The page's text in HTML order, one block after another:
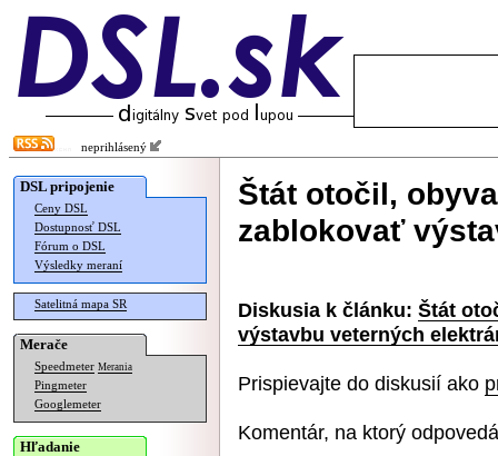
neprihlásený
DSL pripojenie
Ceny DSL
Dostupnosť DSL
Fórum o DSL
Výsledky meraní
Satelitná mapa SR
Merače
Speedmeter Merania
Pingmeter
Googlemeter
Hľadanie
Štát otočil,
zablokovať
Diskusia k článku: Štát
výstavbu veterných
Prispievajte do diskusií ako
Komentár, na ktorý